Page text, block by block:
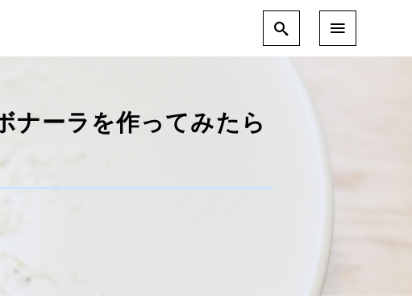
ナーラを作ってみたら